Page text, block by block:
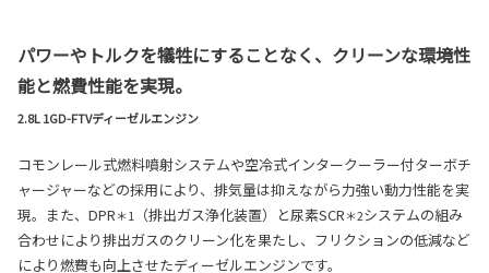
パワーやトルクを犠牲にすることなく、クリーンな環境性
能と燃費性能を実現。
2.8L 1GD-FTVディーゼルエンジン
コモンレール式燃料噴射システムや空冷式インタークーラー付ターボチ
ャージャーなどの採用により、排気量は抑えながら力強い動力性能を実
現。また、DPR＊1 （排出ガス浄化装置）と尿素SCR＊2システムの組み
合わせにより排出ガスのクリーン化を果たし、フリクションの低減など
により燃費も向上させたディーゼルエンジンです。